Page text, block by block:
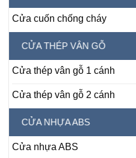
Cửa cuốn chống cháy
CỬA THÉP VÂN GỖ
Cửa thép vân gỗ 1 cánh
Cửa thép vân gỗ 2 cánh
CỬA NHỰA ABS
Cửa nhựa ABS